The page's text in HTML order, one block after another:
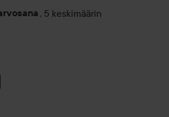
, 5 keskimäärin
kommentit